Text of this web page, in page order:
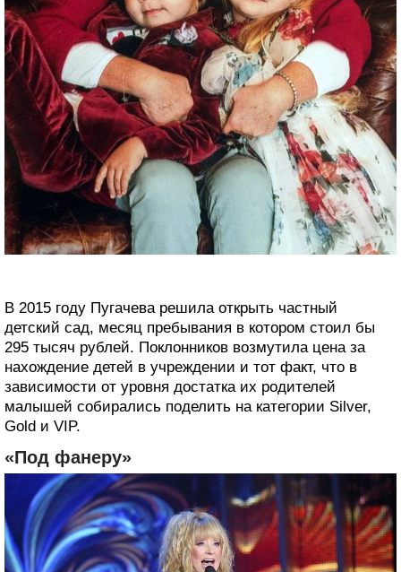
В 2015 году Пугачева решила открыть частный
детский сад, месяц пребывания в котором стоил бы
295 тысяч рублей. Поклонников возмутила цена за
нахождение детей в учреждении и тот факт, что в
зависимости от уровня достатка их родителей
малышей собирались поделить на категории Silver,
Gold и VIP.
«Под фанеру»